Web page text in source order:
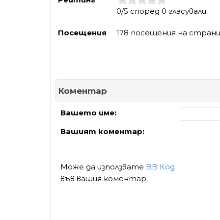
0/5 според 0 гласували.
Посещения 178 посещения на
Коментар
Вашето име:
Вашият коментар:
Може да използвате BB Код
във вашия коментар.